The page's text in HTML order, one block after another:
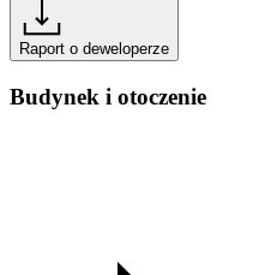
Raport o deweloperze
Budynek i otoczenie